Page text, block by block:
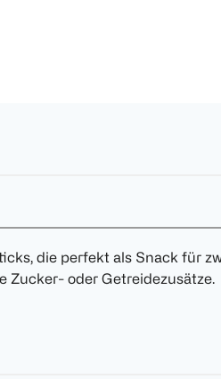
die perfekt als Snack für
Zucker- oder Getreidezusätze.